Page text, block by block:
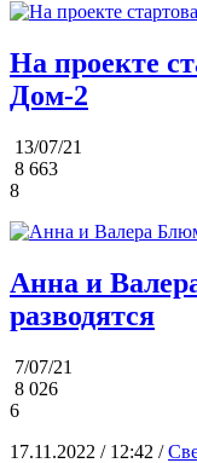
На проекте
Дом-2
13/07/21
8 663
8
Анна и
разводятся
7/07/21
8 026
6
17.11.2022 / 12:42 /